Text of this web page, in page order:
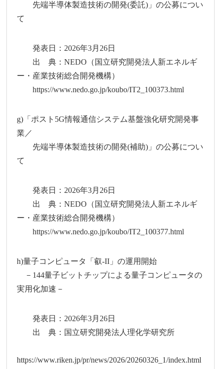
先端半導体製造技術の開発(委託)」の公募につい
て
発表日：2026年3月26日
出 典：NEDO（国立研究開発法人新エネルギ
ー・産業技術総合開発機構）
https://www.nedo.go.jp/koubo/IT2_100373.html
g)「ポスト5G情報通信システム基盤強化研究開発事
業／
先端半導体製造技術の開発(補助)」の公募につい
て
発表日：2026年3月26日
出 典：NEDO（国立研究開発法人新エネルギ
ー・産業技術総合開発機構）
https://www.nedo.go.jp/koubo/IT2_100377.html
h)量子コンピュータ「叡-II」の運用開始
－144量子ビットチップによる量子コンピュータの
実用化加速－
発表日：2026年3月26日
出 典：国立研究開発法人理化学研究所
https://www.riken.jp/pr/news/2026/20260326_1/index.html